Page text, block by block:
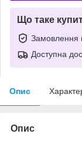
Що таке
Замовлення
Доступна
Опис
Опис